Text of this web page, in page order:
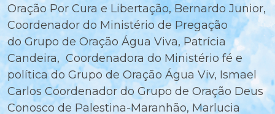
Oração Por Cura e Libertação, Bernardo Junior,
Coordenador do Ministério de Pregação
do Grupo de Oração Água Viva, Patrícia
Candeira, Coordenadora do Ministério fé e
política do Grupo de Oração Água Viv, Ismael
Carlos Coordenador do Grupo de Oração Deus
Conosco de Palestina-Maranhão, Marlucia